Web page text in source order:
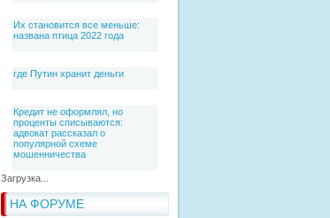
Их становится все меньше:
названа птица 2022 года
где Путин хранит деньги
Кредит не оформлял, но
проценты списываются:
адвокат рассказал о
популярной схеме
мошенничества
Загрузка...
НА ФОРУМЕ